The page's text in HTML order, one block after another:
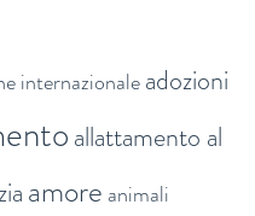
internazionaleadozioni
allattamento al
amore animali